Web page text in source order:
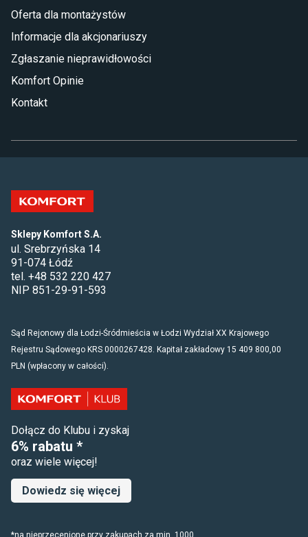
Oferta dla montażystów
Informacje dla akcjonariuszy
Zgłaszanie nieprawidłowości
Komfort Opinie
Kontakt
Sklepy Komfort S.A.
ul. Srebrzyńska 14
91-074 Łódź
tel. +48 532 220 427
NIP 851-29-91-593
Sąd Rejonowy dla Łodzi-Śródmieścia w Łodzi Wydział XX Krajowego
Rejestru Sądowego KRS 0000267428. Kapitał zakładowy 15 409 800,00
PLN (wpłacony w całości).
Dołącz do Klubu i zyskaj
6% rabatu *
oraz wiele więcej!
Dowiedz się więcej
*na nieprzecenione przy zakupach za min. 1000